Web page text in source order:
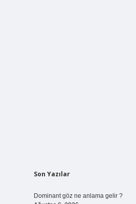
Sidebar
Son Yazılar
Dominant göz ne anlama gelir ?